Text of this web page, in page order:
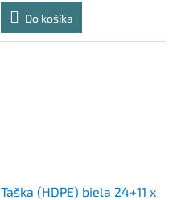
Do košíka
Taška (HDPE) biela 24+11 x